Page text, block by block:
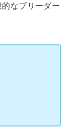
なブリーダー